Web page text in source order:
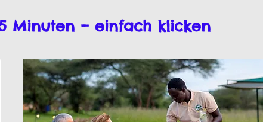
Minuten – einfach klicken